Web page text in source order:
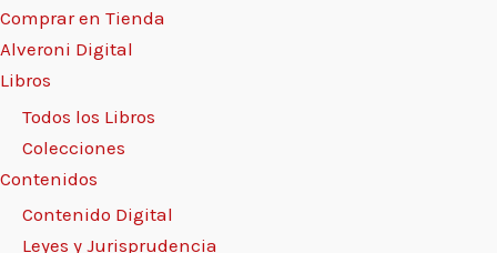
Comprar en Tienda
Alveroni Digital
Libros
Todos los Libros
Colecciones
Contenidos
Contenido Digital
Leyes y Jurisprudencia